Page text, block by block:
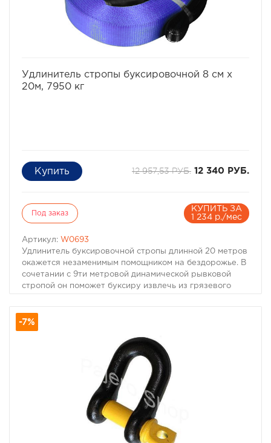
неподготовленный для внедорожной эксплуатации
автомобиль и нанести увечья окружающим людям.
Разрывная нагрузка - 10,9 тонн.
Удлинитель стропы буксировочной 8 см х
20м, 7950 кг
12 957,53 РУБ. 12 340 РУБ.
Под заказ
КУПИТЬ ЗА
1 234 р./мес
Артикул: W0693
Удлинитель буксировочной стропы длинной 20 метров
окажется незаменимым помощником на бездорожье. В
сочетании с 9ти метровой динамической рывковой
стропой он поможет буксиру извлечь из грязевого
лебедочного троса
-7%